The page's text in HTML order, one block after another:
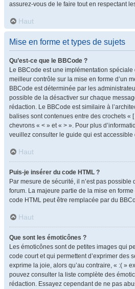
assurez-vous de le faire tout en respectant
Haut
Mise en forme et types de sujets
Qu’est-ce que le BBCode ?
Le BBCode est une implémentation
meilleur contrôle sur la mise en forme d’un
BBCode est déterminée par les
possible de la désactiver sur chaque
rédaction. Le BBCode est similaire à
balises sont contenues entre des crochets «
chevrons « < » et « > ». Pour plus
veuillez consulter le guide qui est
Haut
Puis-je insérer du code HTML ?
Par mesure de sécurité, il n’est pas possible
forum. La majeure partie de la mise en
code HTML peut être remplacée par du
Haut
Que sont les émoticônes ?
Les émoticônes sont de petites images qui
code court et qui permettent d’exprimer des
exprime la joie, alors qu’au contraire, « :( »
pouvez consulter la liste complète des
rédaction. Essayez cependant de ne pas